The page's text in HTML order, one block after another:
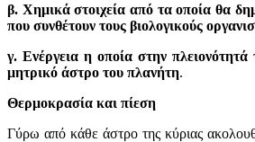
β. Χημικά στοιχεία από τα οποία θα
που συνθέτουν τους βιολογικούς
γ. Ενέργεια η οποία στην
μητρικό άστρο του πλανήτη.
Θερμοκρασία και πίεση
Γύρω από κάθε άστρο της κύριας